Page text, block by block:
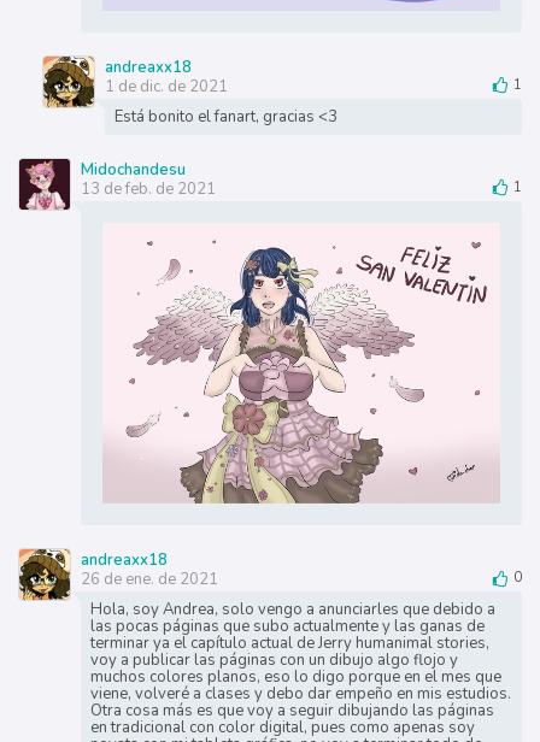
andreaxx18
1 de dic. de 2021
1
Está bonito el fanart, gracias <3
Midochandesu
13 de feb. de 2021
1
andreaxx18
26 de ene. de 2021
0
Hola, soy Andrea, solo vengo a anunciarles que debido a
las pocas páginas que subo actualmente y las ganas de
terminar ya el capítulo actual de Jerry humanimal stories,
voy a publicar las páginas con un dibujo algo flojo y
muchos colores planos, eso lo digo porque en el mes que
viene, volveré a clases y debo dar empeño en mis estudios.
Otra cosa más es que voy a seguir dibujando las páginas
en tradicional con color digital, pues como apenas soy